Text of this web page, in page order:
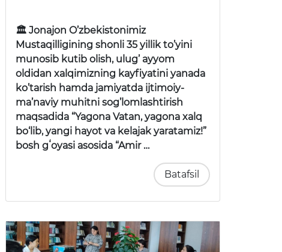
🏛 Jonajon O’zbekistonimiz
Mustaqilligining shonli 35 yillik to’yini
munosib kutib olish, ulug’ ayyom
oldidan xalqimizning kayfiyatini yanada
ko’tarish hamda jamiyatda ijtimoiy-
ma’naviy muhitni sog’lomlashtirish
maqsadida “Yagona Vatan, yagona xalq
bo‘lib, yangi hayot va kelajak yaratamiz!”
bosh gʻoyasi asosida “Amir …
Batafsil